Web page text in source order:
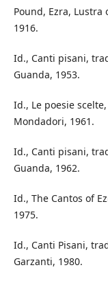
Pound, Ezra, Lustra
1916.
Id., Canti pisani,
Guanda, 1953.
Id., Le poesie
Mondadori, 1961.
Id., Canti pisani,
Guanda, 1962.
Id., The Cantos of
1975.
Id., Canti Pisani,
Garzanti, 1980.